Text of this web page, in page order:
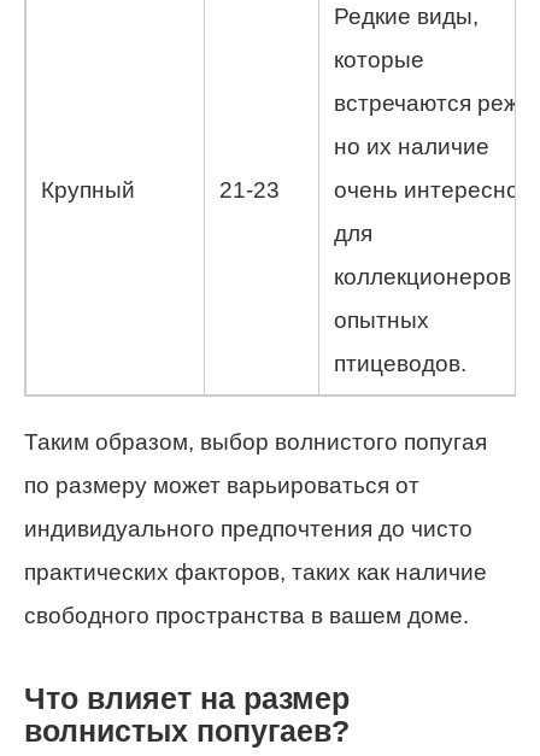
Крупный 21-23
Редкие виды,
которые
встречаются реже,
но их наличие
очень интересно
для
коллекционеров и
опытных
птицеводов.
Таким образом, выбор волнистого попугая
по размеру может варьироваться от
индивидуального предпочтения до чисто
практических факторов, таких как наличие
свободного пространства в вашем доме.
Что влияет на размер
волнистых попугаев?